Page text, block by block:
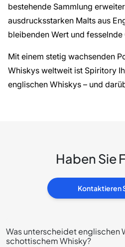
bestehende Sammlung
ausdrucksstarken Malts aus
bleibenden Wert und fesselnde
Mit einem stetig wachsenden
Whiskys weltweit ist Spiritory
englischen Whiskys – und
Haben Sie
Kontaktieren
Was unterscheidet englischen
schottischem Whisky?